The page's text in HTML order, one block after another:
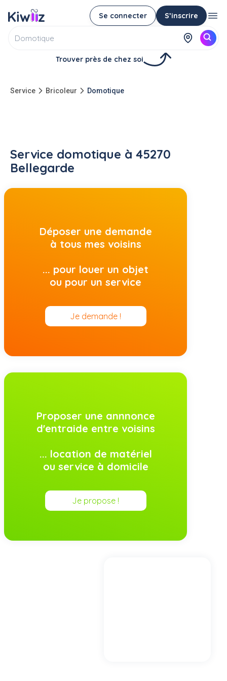
Se connecter S’inscrire
Trouver près de chez soi
Service Bricoleur Domotique
Service domotique à 45270
Bellegarde
Déposer une demande
à tous mes voisins
... pour louer un objet
ou pour un service
Je demande !
Proposer une annnonce
d'entraide entre voisins
... location de matériel
ou service à domicile
Je propose !